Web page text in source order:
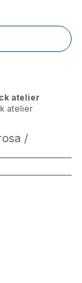
atelier
atelier
/